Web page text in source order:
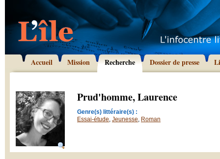
Accueil Mission Recherche Dossier de presse
Prud'homme, Laurence
Genre(s) littéraire(s) :
Essai-étude, Jeunesse, Roman